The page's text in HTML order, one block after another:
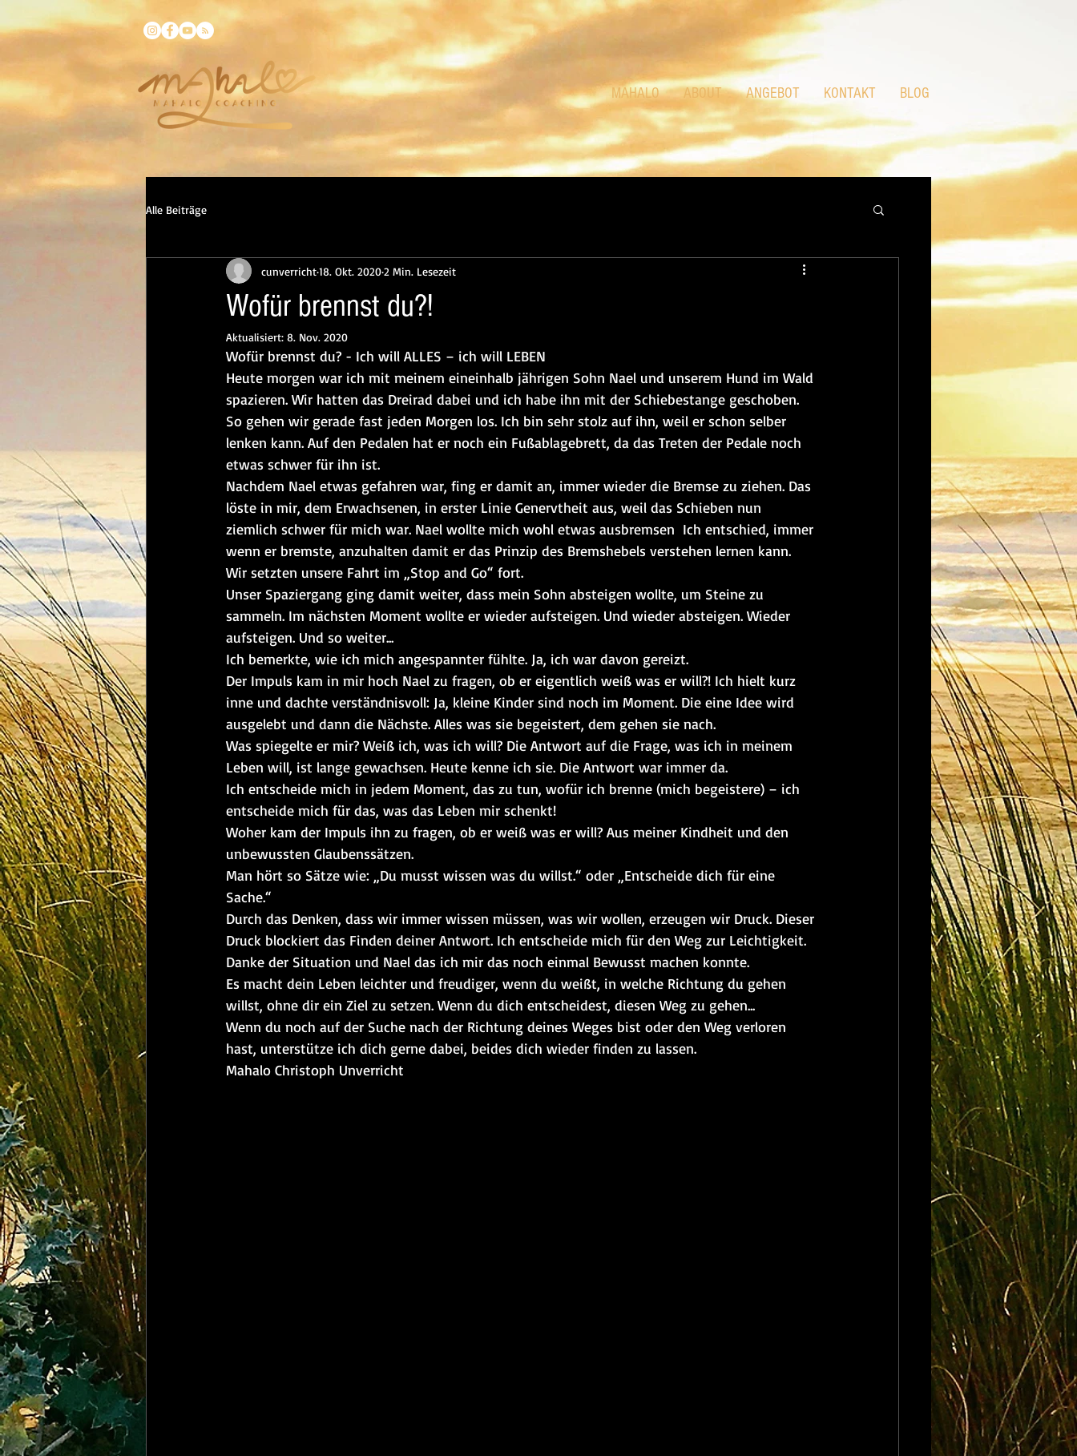
MAHALO ABOUT ANGEBOT KONTAKT BLOG
Alle Beiträge
Wofür brennst du?!
cunverricht18. Okt. 20202 Min. Lesezeit
Aktualisiert: 8. Nov. 2020
Wofür brennst du? - Ich will ALLES – ich will LEBEN
Heute morgen war ich mit meinem eineinhalb jährigen Sohn Nael und unserem Hund im Wald
spazieren. Wir hatten das Dreirad dabei und ich habe ihn mit der Schiebestange geschoben.
So gehen wir gerade fast jeden Morgen los. Ich bin sehr stolz auf ihn, weil er schon selber
lenken kann. Auf den Pedalen hat er noch ein Fußablagebrett, da das Treten der Pedale noch
etwas schwer für ihn ist.
Nachdem Nael etwas gefahren war, fing er damit an, immer wieder die Bremse zu ziehen. Das
löste in mir, dem Erwachsenen, in erster Linie Genervtheit aus, weil das Schieben nun
ziemlich schwer für mich war. Nael wollte mich wohl etwas ausbremsen  Ich entschied, immer
wenn er bremste, anzuhalten damit er das Prinzip des Bremshebels verstehen lernen kann.
Wir setzten unsere Fahrt im „Stop and Go“ fort.
Unser Spaziergang ging damit weiter, dass mein Sohn absteigen wollte, um Steine zu
sammeln. Im nächsten Moment wollte er wieder aufsteigen. Und wieder absteigen. Wieder
aufsteigen. Und so weiter...
Ich bemerkte, wie ich mich angespannter fühlte. Ja, ich war davon gereizt.
Der Impuls kam in mir hoch Nael zu fragen, ob er eigentlich weiß was er will?! Ich hielt kurz
inne und dachte verständnisvoll: Ja, kleine Kinder sind noch im Moment. Die eine Idee wird
ausgelebt und dann die Nächste. Alles was sie begeistert, dem gehen sie nach.
Was spiegelte er mir? Weiß ich, was ich will? Die Antwort auf die Frage, was ich in meinem
Leben will, ist lange gewachsen. Heute kenne ich sie. Die Antwort war immer da.
Ich entscheide mich in jedem Moment, das zu tun, wofür ich brenne (mich begeistere) – ich
entscheide mich für das, was das Leben mir schenkt!
Woher kam der Impuls ihn zu fragen, ob er weiß was er will? Aus meiner Kindheit und den
unbewussten Glaubenssätzen.
Man hört so Sätze wie: „Du musst wissen was du willst.“ oder „Entscheide dich für eine
Sache.“
Durch das Denken, dass wir immer wissen müssen, was wir wollen, erzeugen wir Druck. Dieser
Druck blockiert das Finden deiner Antwort. Ich entscheide mich für den Weg zur Leichtigkeit.
Danke der Situation und Nael das ich mir das noch einmal Bewusst machen konnte.
Es macht dein Leben leichter und freudiger, wenn du weißt, in welche Richtung du gehen
willst, ohne dir ein Ziel zu setzen. Wenn du dich entscheidest, diesen Weg zu gehen...
Wenn du noch auf der Suche nach der Richtung deines Weges bist oder den Weg verloren
hast, unterstütze ich dich gerne dabei, beides dich wieder finden zu lassen.
Mahalo Christoph Unverricht